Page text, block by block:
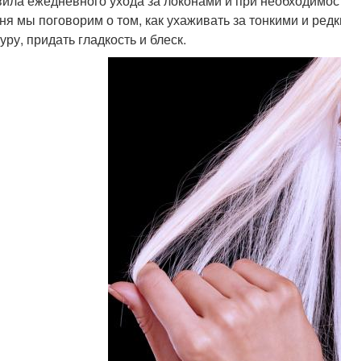
мы поговорим о том, как ухаживать за тонкими и
придать гладкость и блеск.